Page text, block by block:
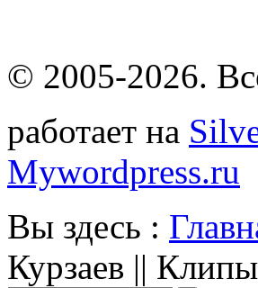
© 2005-2026.
работает на
Mywordpress.ru
Вы здесь :
Курзаев || Клипы